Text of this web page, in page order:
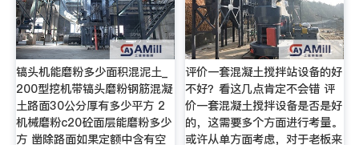
镐头机能磨粉多少面积混泥土_
200型挖机带镐头磨粉钢筋混凝
土路面30公分厚有多少平方 2
机械磨粉c20砼面层能磨粉多少
方 凿除路面如果定额中含有空
评价一套混凝土搅拌站设备的好
不好？看这几点肯定不会错 评
价一套混凝土搅拌设备是否是好
的，这需要多个方面进行考量。
或许从单方面考虑，对于老板来